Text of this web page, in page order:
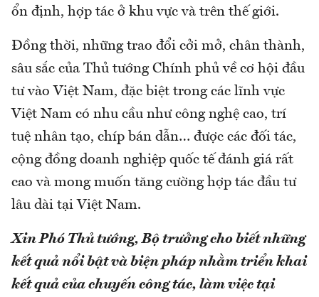
ổn định, hợp tác ở khu vực và trên thế giới.
Đồng thời, những trao đổi cởi mở, chân thành,
sâu sắc của Thủ tướng Chính phủ về cơ hội đầu
tư vào Việt Nam, đặc biệt trong các lĩnh vực
Việt Nam có nhu cầu như công nghệ cao, trí
tuệ nhân tạo, chíp bán dẫn… được các đối tác,
cộng đồng doanh nghiệp quốc tế đánh giá rất
cao và mong muốn tăng cường hợp tác đầu tư
lâu dài tại Việt Nam.
Xin Phó Thủ tướng, Bộ trưởng cho biết những
kết quả nổi bật và biện pháp nhằm triển khai
kết quả của chuyến công tác, làm việc tại